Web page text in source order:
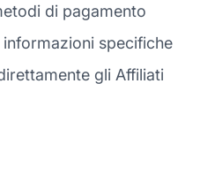
di pagamento
specifiche
gli Affiliati